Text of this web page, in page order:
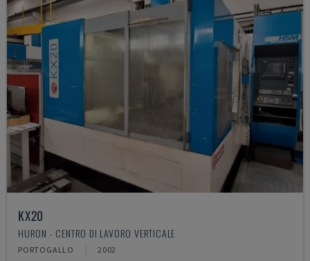
KX20
HURON - CENTRO DI LAVORO VERTICALE
PORTOGALLO 2002